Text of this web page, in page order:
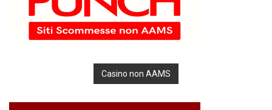
Casino non AAMS